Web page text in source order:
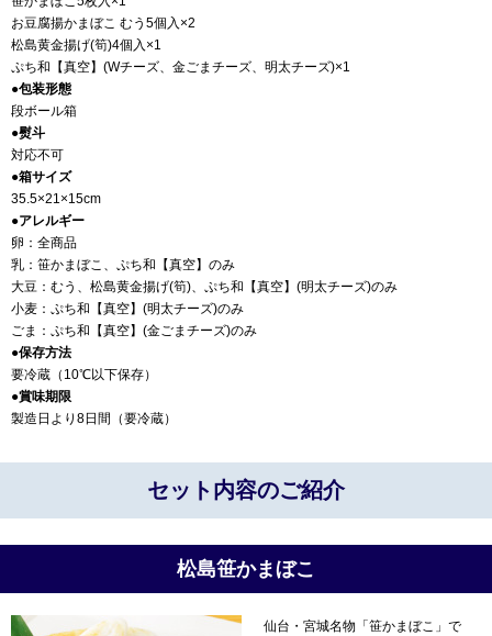
お豆腐揚かまぼこ むう5個入×2
松島黄金揚げ(筍)4個入×1
ぷち和【真空】(Wチーズ、金ごまチーズ、明太チーズ)×1
●包装形態
段ボール箱
●熨斗
対応不可
●箱サイズ
35.5×21×15cm
●アレルギー
卵：全商品
乳：笹かまぼこ、ぷち和【真空】のみ
大豆：むう、松島黄金揚げ(筍)、ぷち和【真空】(明太チーズ)のみ
小麦：ぷち和【真空】(明太チーズ)のみ
ごま：ぷち和【真空】(金ごまチーズ)のみ
●保存方法
要冷蔵（10℃以下保存）
●賞味期限
製造日より8日間（要冷蔵）
セット内容のご紹介
松島笹かまぼこ
仙台・宮城名物「笹かまぼこ」で